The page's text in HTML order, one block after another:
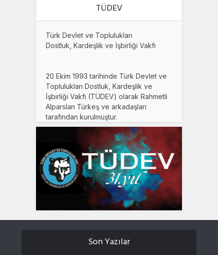
TÜDEV
Türk Devlet ve Toplulukları
Dostluk, Kardeşlik ve İşbirliği Vakfı
20 Ekim 1993 tarihinde Türk Devlet ve
Toplulukları Dostluk, Kardeşlik ve
İşbirliği Vakfı (TÜDEV) olarak Rahmetli
Alparslan Türkeş ve arkadaşları
tarafından kurulmuştur.
Son Yazılar